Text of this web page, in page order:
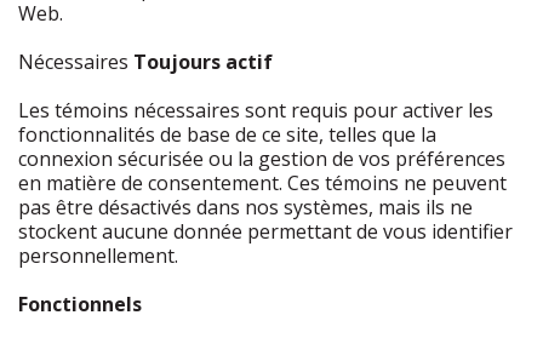
Web.
Nécessaires Toujours actif
Les témoins nécessaires sont requis pour activer les
fonctionnalités de base de ce site, telles que la
connexion sécurisée ou la gestion de vos préférences
en matière de consentement. Ces témoins ne peuvent
pas être désactivés dans nos systèmes, mais ils ne
stockent aucune donnée permettant de vous identifier
personnellement.
Fonctionnels